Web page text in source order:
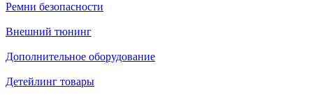
Ремни безопасности
Внешний тюнинг
Дополнительное оборудование
Детейлинг товары